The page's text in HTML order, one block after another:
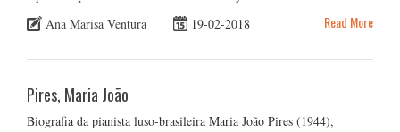
Ana Marisa Ventura
19-02-2018 Read More
Pires, Maria João
Biografia da pianista luso-brasileira Maria João Pires (1944),